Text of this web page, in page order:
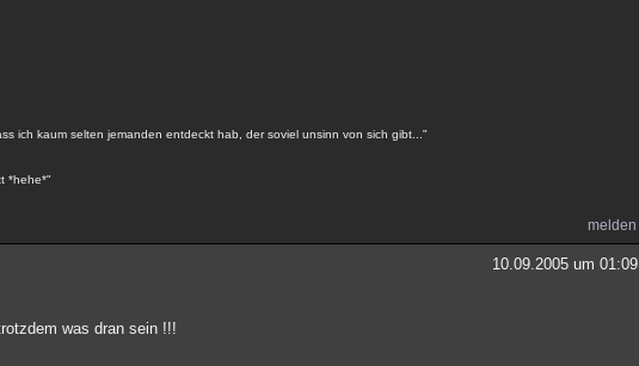
ich kaum selten jemanden entdeckt hab, der soviel unsinn von sich gibt..."
*hehe*"
melden
10.09.2005 um 01:09
was dran sein !!!